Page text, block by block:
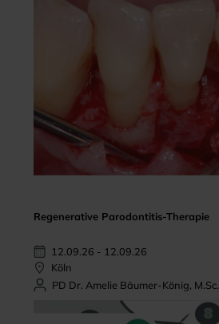
Regenerative Parodontitis-Therapie
12.09.26 - 12.09.26
Köln
PD Dr. Amelie Bäumer-König, M.Sc.